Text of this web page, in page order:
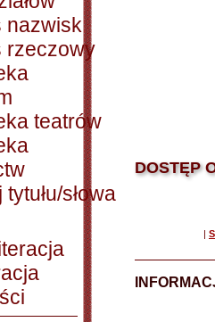
nazwisk
rzeczowy
teatrów
słowa
DOSTĘP
|